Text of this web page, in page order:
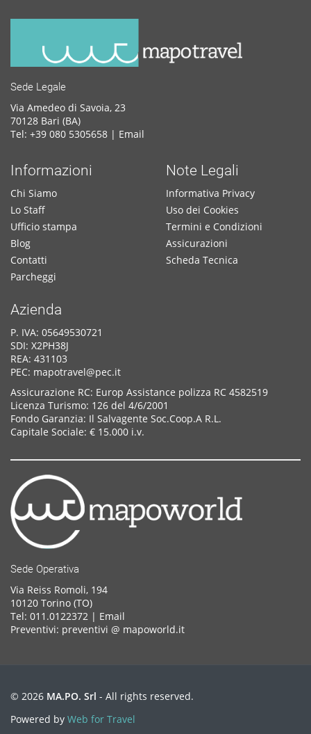
Sede Legale
Via Amedeo di Savoia, 23
70128 Bari (BA)
Tel: +39 080 5305658 | Email
Informazioni
Chi Siamo
Lo Staff
Ufficio stampa
Blog
Contatti
Parcheggi
Note Legali
Informativa Privacy
Uso dei Cookies
Termini e Condizioni
Assicurazioni
Scheda Tecnica
Azienda
P. IVA: 05649530721
SDI: X2PH38J
REA: 431103
PEC: mapotravel@pec.it
Assicurazione RC: Europ Assistance polizza RC 4582519
Licenza Turismo: 126 del 4/6/2001
Fondo Garanzia: Il Salvagente Soc.Coop.A R.L.
Capitale Sociale: € 15.000 i.v.
Sede Operativa
Via Reiss Romoli, 194
10120 Torino (TO)
Tel: 011.0122372 | Email
Preventivi: preventivi @ mapoworld.it
© 2026 MA.PO. Srl - All rights reserved.
Powered by Web for Travel